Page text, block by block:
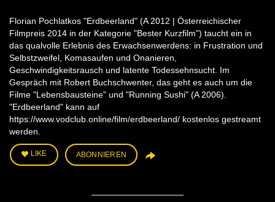
Florian Pochlatkos "Erdbeerland" (A 2012 | Österreichischer
Filmpreis 2014 in der Kategorie "Bester Kurzfilm") taucht ein in
das qualvolle Erlebnis des Erwachsenwerdens: in Frustration und
Selbstzweifel, Komasaufen und Onanieren,
Geschwindigkeitsrausch und latente Todessehnsucht. Im
Gespräch mit Robert Buchschwenter, das geht es auch um die
Filme "Lebensbausteine" und "Running Sushi" (A 2006).
"Erdbeerland" kann auf
https://www.vodclub.online/film/erdbeerland/ kostenlos gestreamt
werden.
LIKE ABONNIEREN